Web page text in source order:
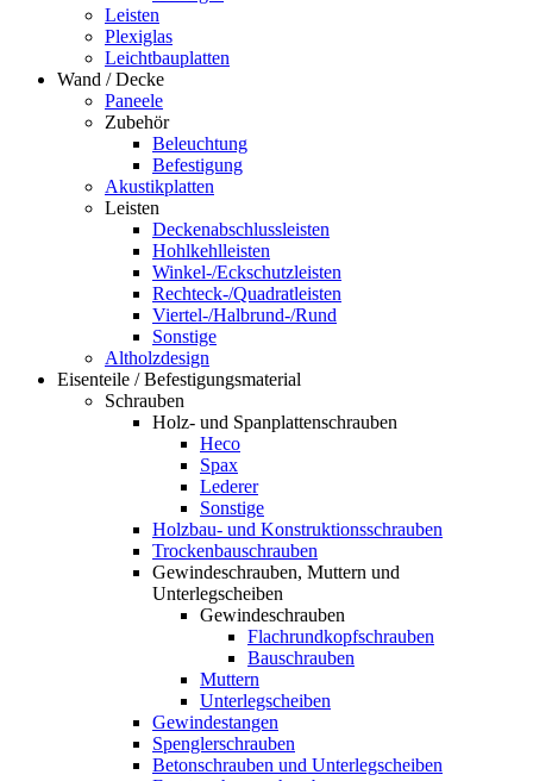
Leisten
Plexiglas
Leichtbauplatten
Wand / Decke
Paneele
Zubehör
Beleuchtung
Befestigung
Akustikplatten
Leisten
Deckenabschlussleisten
Hohlkehlleisten
Winkel-/Eckschutzleisten
Rechteck-/Quadratleisten
Viertel-/Halbrund-/Rund
Sonstige
Altholzdesign
Eisenteile / Befestigungsmaterial
Schrauben
Holz- und Spanplattenschrauben
Heco
Spax
Lederer
Sonstige
Holzbau- und Konstruktionsschrauben
Trockenbauschrauben
Gewindeschrauben, Muttern und
Unterlegscheiben
Gewindeschrauben
Flachrundkopfschrauben
Bauschrauben
Muttern
Unterlegscheiben
Gewindestangen
Spenglerschrauben
Betonschrauben und Unterlegscheiben